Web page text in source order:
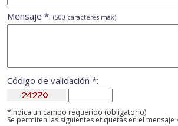
Mensaje *: (500 caracteres máx)
Código de validación *:
*Indica un campo requerido (obligatorio)
Se permiten las siguientes etiquetas en el mensaje